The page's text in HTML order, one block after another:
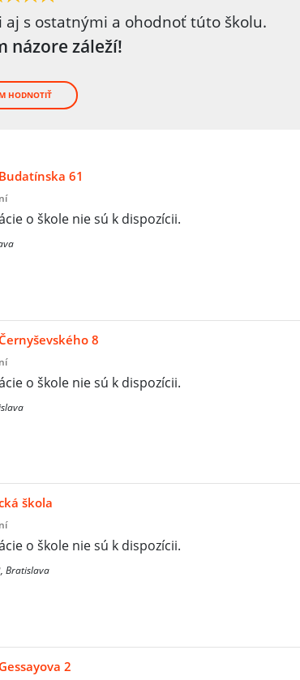
aj s ostatnými a ohodnoť túto školu.
názore záleží!
HODNOTIŤ
61
o škole nie sú k dispozícii.
8
o škole nie sú k dispozícii.
škola
o škole nie sú k dispozícii.
Bratislava
2